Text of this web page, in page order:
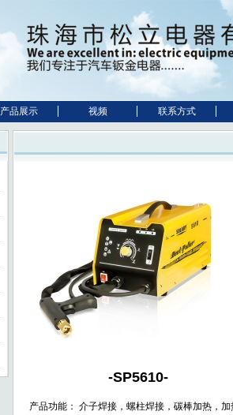
产品展示 视频 联系方式
-SP5610-
产品功能： 介子焊接，螺柱焊接，碳棒加热，